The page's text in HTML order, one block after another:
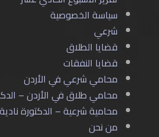
سياسة الخصوصية
شرعي
قضايا الطلاق
قضايا النفقات
محامي شرعي في الأردن
محامي طلاق في الأردن –
محامية شرعية – الدكتورة
من نحن